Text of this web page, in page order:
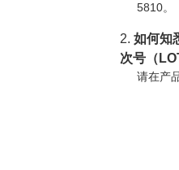
5810。
2.如何知
次号（
请在产